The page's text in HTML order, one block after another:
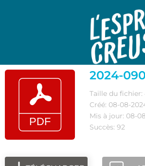
2024-
Taille du fichier:
Créé: 08-08-
Mis à jour: 08-
Succès: 92